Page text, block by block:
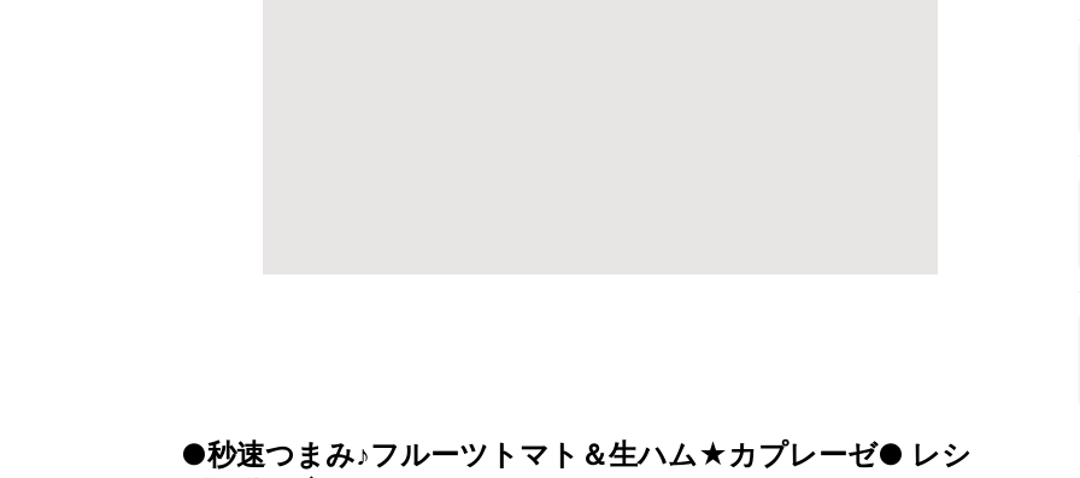
●秒速つまみ♪フルーツトマト＆生ハム★カプレーゼ● レシ